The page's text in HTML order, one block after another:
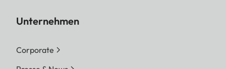
Unternehmen
Corporate